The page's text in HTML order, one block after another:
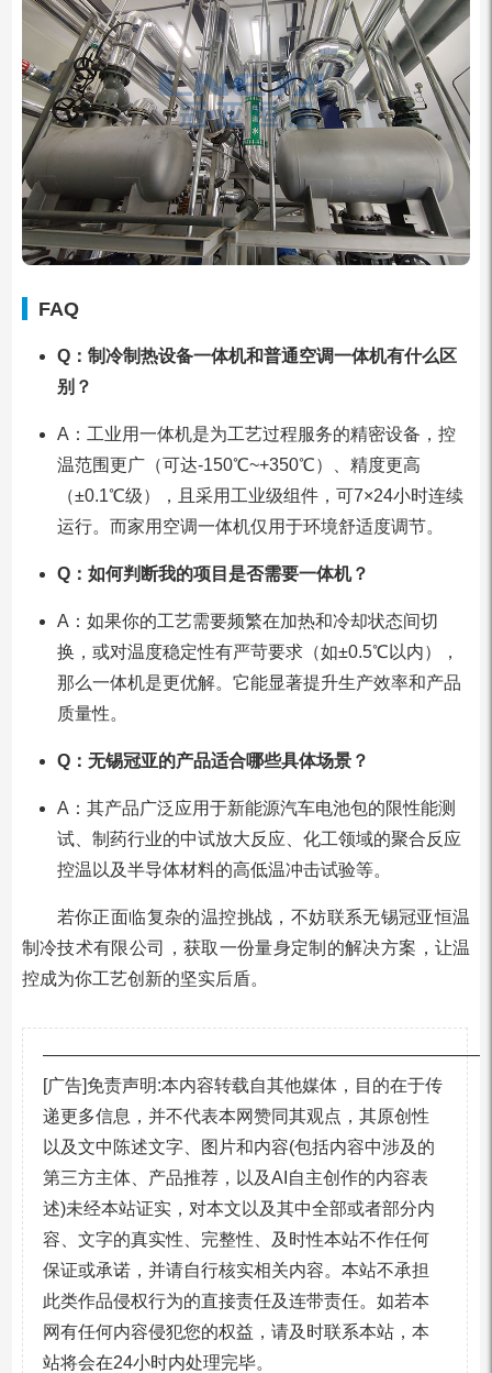
FAQ
Q：制冷制热设备一体机和普通空调一体机有什么区
别？
A：工业用一体机是为工艺过程服务的精密设备，控
温范围更广（可达-150℃~+350℃）、精度更高
（±0.1℃级），且采用工业级组件，可7×24小时连续
运行。而家用空调一体机仅用于环境舒适度调节。
Q：如何判断我的项目是否需要一体机？
A：如果你的工艺需要频繁在加热和冷却状态间切
换，或对温度稳定性有严苛要求（如±0.5℃以内），
那么一体机是更优解。它能显著提升生产效率和产品
质量性。
Q：无锡冠亚的产品适合哪些具体场景？
A：其产品广泛应用于新能源汽车电池包的限性能测
试、制药行业的中试放大反应、化工领域的聚合反应
控温以及半导体材料的高低温冲击试验等。
若你正面临复杂的温控挑战，不妨联系无锡冠亚恒温
制冷技术有限公司，获取一份量身定制的解决方案，让温
控成为你工艺创新的坚实后盾。
[广告]免责声明:本内容转载自其他媒体，目的在于传
递更多信息，并不代表本网赞同其观点，其原创性
以及文中陈述文字、图片和内容(包括内容中涉及的
第三方主体、产品推荐，以及AI自主创作的内容表
述)未经本站证实，对本文以及其中全部或者部分内
容、文字的真实性、完整性、及时性本站不作任何
保证或承诺，并请自行核实相关内容。本站不承担
此类作品侵权行为的直接责任及连带责任。如若本
网有任何内容侵犯您的权益，请及时联系本站，本
站将会在24小时内处理完毕。